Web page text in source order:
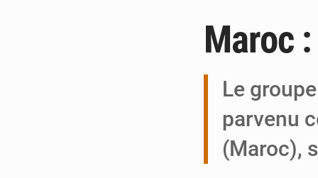
Maroc
Le
parvenu
(Maroc),